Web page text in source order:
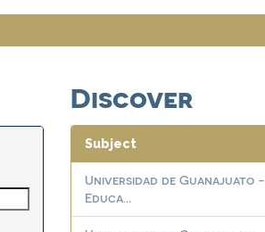
Discover
Subject
Universidad de Guanajuato -
Educa...